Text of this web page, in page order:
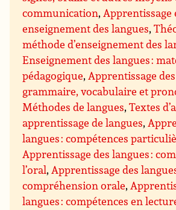
communication,Apprentissage
enseignement des langues,
méthode d’enseignement des
Enseignement des langues :
pédagogique,Apprentissage
grammaire, vocabulaire et
Méthodes de langues,Textes
apprentissage de langues,
langues : compétences
Apprentissage des langues :
l’oral,Apprentissage des
compréhension orale,
langues : compétences en